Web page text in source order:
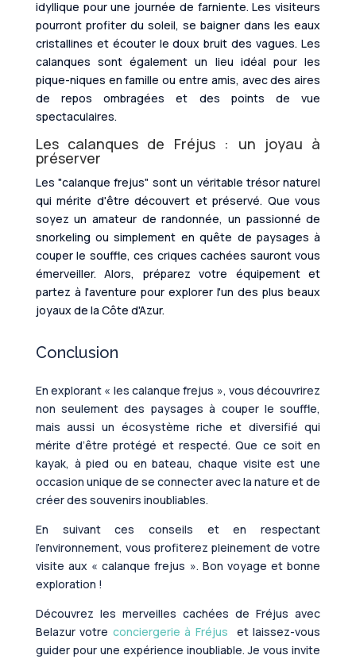
idyllique pour une journée de farniente. Les visiteurs
pourront profiter du soleil, se baigner dans les eaux
cristallines et écouter le doux bruit des vagues. Les
calanques sont également un lieu idéal pour les
pique-niques en famille ou entre amis, avec des aires
de repos ombragées et des points de vue
spectaculaires.
Les calanques de Fréjus : un joyau à
préserver
Les "calanque frejus" sont un véritable trésor naturel
qui mérite d'être découvert et préservé. Que vous
soyez un amateur de randonnée, un passionné de
snorkeling ou simplement en quête de paysages à
couper le souffle, ces criques cachées sauront vous
émerveiller. Alors, préparez votre équipement et
partez à l'aventure pour explorer l'un des plus beaux
joyaux de la Côte d'Azur.
Conclusion
En explorant « les calanque frejus », vous découvrirez
non seulement des paysages à couper le souffle,
mais aussi un écosystème riche et diversifié qui
mérite d’être protégé et respecté. Que ce soit en
kayak, à pied ou en bateau, chaque visite est une
occasion unique de se connecter avec la nature et de
créer des souvenirs inoubliables.
En suivant ces conseils et en respectant
l’environnement, vous profiterez pleinement de votre
visite aux « calanque frejus ». Bon voyage et bonne
exploration !
Découvrez les merveilles cachées de Fréjus avec
Belazur votre conciergerie à Fréjus
et laissez-vous
guider pour une expérience inoubliable. Je vous invite